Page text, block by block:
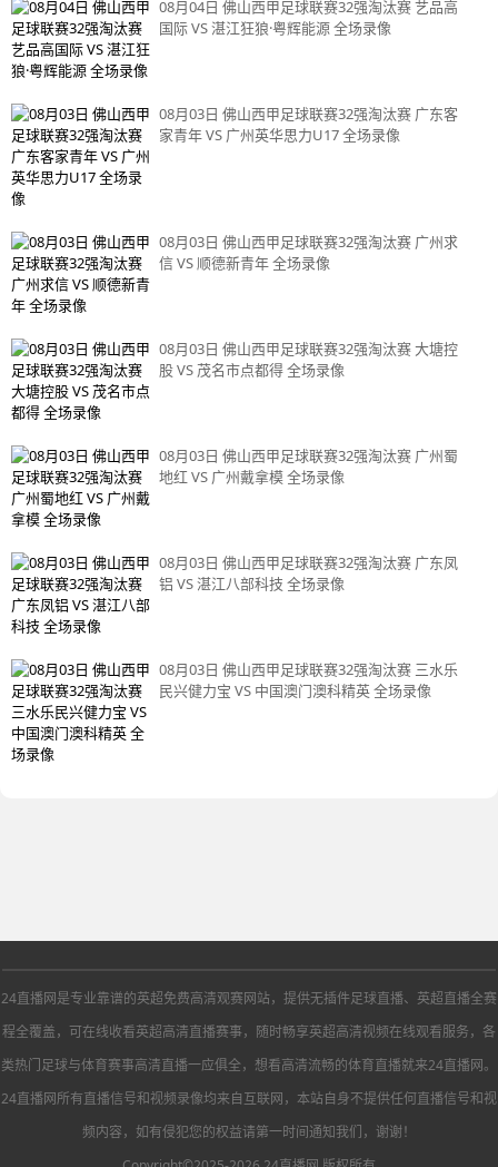
08月04日 佛山西甲足球联赛32强淘汰赛 艺品高
国际 VS 湛江狂狼·粤辉能源 全场录像
08月03日 佛山西甲足球联赛32强淘汰赛 广东客
家青年 VS 广州英华思力U17 全场录像
08月03日 佛山西甲足球联赛32强淘汰赛 广州求
信 VS 顺德新青年 全场录像
08月03日 佛山西甲足球联赛32强淘汰赛 大塘控
股 VS 茂名市点都得 全场录像
08月03日 佛山西甲足球联赛32强淘汰赛 广州蜀
地红 VS 广州戴拿模 全场录像
08月03日 佛山西甲足球联赛32强淘汰赛 广东凤
铝 VS 湛江八部科技 全场录像
08月03日 佛山西甲足球联赛32强淘汰赛 三水乐
民兴健力宝 VS 中国澳门澳科精英 全场录像
24直播网是专业靠谱的英超免费高清观赛网站，提供无插件足球直播、英超直播全赛
程全覆盖，可在线收看英超高清直播赛事，随时畅享英超高清视频在线观看服务，各
类热门足球与体育赛事高清直播一应俱全，想看高清流畅的体育直播就来24直播网。
24直播网所有直播信号和视频录像均来自互联网，本站自身不提供任何直播信号和视
频内容，如有侵犯您的权益请第一时间通知我们，谢谢！